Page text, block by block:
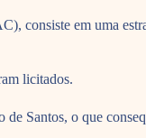
consiste em uma
licitados.
Santos, o que